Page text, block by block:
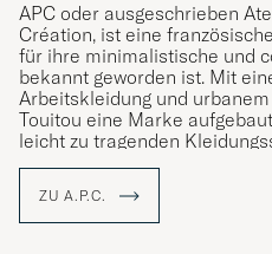
APC oder ausgeschrieben
Création, ist eine
für ihre minimalistische und
bekannt geworden ist. Mit
Arbeitskleidung und
Touitou eine Marke
leicht zu tragenden
Reaktion auf die auffälligeres
sie zu überschatten.
ZU A.P.C.